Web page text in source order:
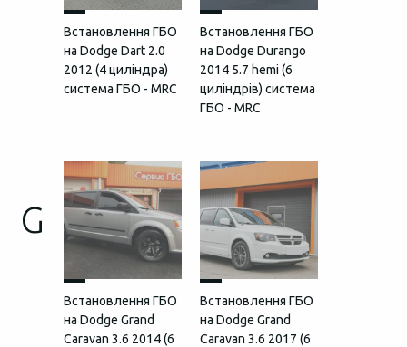
Встановлення ГБО
на Dodge Dart 2.0
2012 (4 циліндра)
система ГБО - MRC
Встановлення ГБО
на Dodge Durango
2014 5.7 hemi (6
циліндрів) система
ГБО - MRC
G
Встановлення ГБО
на Dodge Grand
Caravan 3.6 2014 (6
Встановлення ГБО
на Dodge Grand
Caravan 3.6 2017 (6